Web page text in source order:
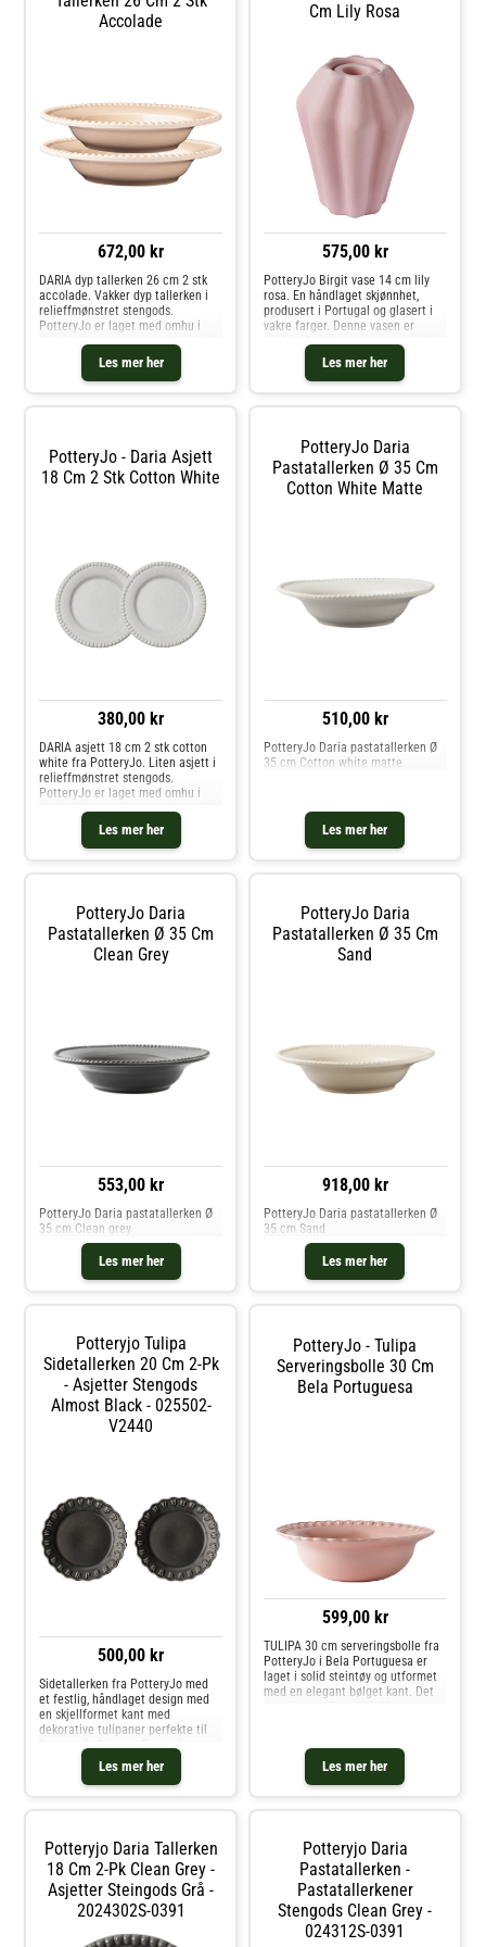
fra PotteryJo- Laget av stentøy.-
Finnes i forskjellige farger.- Laget
Tåler mikrobølgeovn.- Ovnsikker.
Kjøp Vannkarafler & Vannkanner
og andre Vann, Kaffe & Te hos
Royal Design.
Accolade
672,00 kr
Les mer her
DARIA dyp tallerken 26 cm 2 stk
accolade. Vakker dyp tallerken i
relieffmønstret stengods.
PotteryJo er laget med omhu i
høykvalitets steintøy og keramikk -
skapt, brent og håndlaget i
Portugal, designet i Sverige. Den
elegante og slitesterke DARIA-k
Cm Lily Rosa
575,00 kr
Les mer her
PotteryJo Birgit vase 14 cm lily
rosa. En håndlaget skjønnhet,
produsert i Portugal og glasert i
vakre farger. Denne vasen er
perfekt for blomster, men den har
også en smart dobbel funksjon
som lysestake for både kronelys
og telys.De organiske formen
PotteryJo - Daria Asjett
18 Cm 2 Stk Cotton White
380,00 kr
Les mer her
DARIA asjett 18 cm 2 stk cotton
white fra PotteryJo. Liten asjett i
relieffmønstret stengods.
PotteryJo er laget med omhu i
skapt, brent og håndlaget i
Portugal, designet i Sverige. Den
elegante og slitesterke DARI
PotteryJo Daria
Pastatallerken Ø 35 Cm
Cotton White Matte
510,00 kr
Les mer her
PotteryJo Daria pastatallerken Ø
35 cm Cotton white matte
PotteryJo Daria
Pastatallerken Ø 35 Cm
Clean Grey
553,00 kr
Les mer her
PotteryJo Daria pastatallerken Ø
35 cm Clean grey
PotteryJo Daria
Pastatallerken Ø 35 Cm
Sand
918,00 kr
Les mer her
PotteryJo Daria pastatallerken Ø
35 cm Sand
Potteryjo Tulipa
Sidetallerken 20 Cm 2-Pk
- Asjetter Stengods
Almost Black - 025502-
V2440
500,00 kr
Les mer her
Sidetallerken fra PotteryJo med
et festlig, håndlaget design med
en skjellformet kant med
dekorative tulipaner perfekte til
finere anledninger. Den er laget av
slitesterkt stentøy med vakker
glasering for et eksklusivt
inntrykk. Hver artikkel er unik på
perfekte kombinasjonen. Designet
av Johanna Hampf. Om
sidetallerkenen fra PotteryJo-
Laget av stentøy.- Finnes i
forskjellige farger.- Laget i
Selges i en 2-pakning.
PotteryJo - Tulipa
Serveringsbolle 30 Cm
Bela Portuguesa
599,00 kr
Les mer her
TULIPA 30 cm serveringsbolle fra
PotteryJo i Bela Portuguesa er
laget i solid steintøy og utformet
med en elegant bølget kant. Det
salater til frukt
Potteryjo Daria Tallerken
18 Cm 2-Pk Clean Grey -
Asjetter Steingods Grå -
2024302S-0391
Potteryjo Daria
Pastatallerken -
Pastatallerkener
Stengods Clean Grey -
024312S-0391